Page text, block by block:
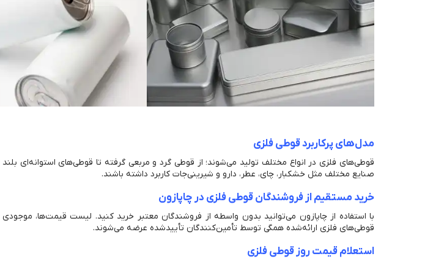
مدل‌های پرکاربرد قوطی فلزی
قوطی‌های فلزی در انواع مختلف تولید می‌شوند؛ از قوطی گرد و مربعی گرفته تا قوطی‌های استوانه‌ای
صنایع مختلف مثل خشکبار، چای، عطر، دارو و شیرینی‌جات کاربرد داشته باشند.
خرید مستقیم از فروشندگان قوطی فلزی در چاپازون
با استفاده از چاپازون می‌توانید بدون واسطه از فروشندگان معتبر خرید کنید. لیست قیمت‌ها،
قوطی‌های فلزی ارائه‌شده همگی توسط تأمین‌کنندگان تأییدشده عرضه می‌شوند.
استعلام قیمت روز قوطی فلزی